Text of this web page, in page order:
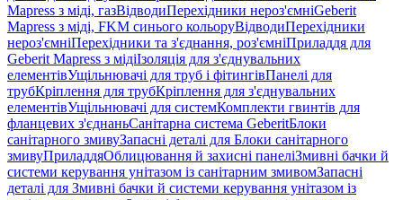
Mapress з міді, газВідводиПерехідники нероз'ємніGeberit
Mapress з міді, FKM синього кольоруВідводиПерехідники
нероз'ємніПерехідники та з'єднання, роз'ємніПриладдя для
Geberit Mapress з мідіІзоляція для з'єднувальних
елементівУщільнювачі для труб і фітингівПанелі для
трубКріплення для трубКріплення для з'єднувальних
елементівУщільнювачі для системКомплекти гвинтів для
фланцевих з'єднаньСанітарна система GeberitБлоки
санітарного змивуЗапасні деталі для Блоки санітарного
змивуПриладдяОблицювання й захисні панеліЗмивні бачки й
системи керування унітазом із санітарним змивомЗапасні
деталі для Змивні бачки й системи керування унітазом із